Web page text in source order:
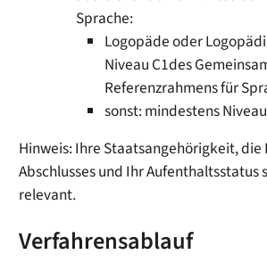
Sprache:
Logopäde oder
Niveau C1des
Referenzrahmens für
sonst: mindestens
Hinweis: Ihre Staatsangehörigkeit,
Abschlusses und Ihr Aufenthaltsstatus
relevant.
Verfahrensablauf